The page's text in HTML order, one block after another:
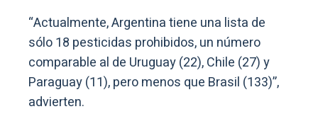
“Actualmente, Argentina tiene una lista de
sólo 18 pesticidas prohibidos, un número
comparable al de Uruguay (22), Chile (27) y
Paraguay (11), pero menos que Brasil (133)”,
advierten.